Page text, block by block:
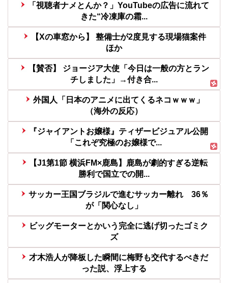
「視聴者ナメとんか？」YouTubeの広告に流れて
きた“冷凍庫の霜...
【Xの車窓から】 整備士が2度見する現場猫案件
ほか
【賛否】 ジョージア大使「今日は一般の方とラン
チしました」→付き合...
外国人「日本のアニメに出てくるネコｗｗｗ」
（海外の反応）
『ジャイアントお嬢様』ティザービジュアル公開
「これぞ究極のお嬢様で...
【J1第1節 横浜FM×鹿島】鹿島が劇的すぎる逆転
勝利で国立での開...
サッカー王国ブラジルで進むサッカー離れ 36％
が「関心なし」
ビッグモーターとかいう完全に逃げ切ったゴミク
ズ
才木浩人が降板した瞬間に梅野も交代するべきだ
った説、浮上する